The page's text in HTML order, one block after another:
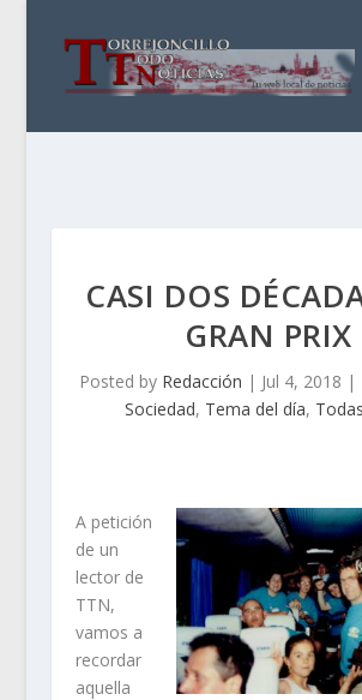
CASI DOS
GRAN PRIX
Posted by Redacción | Jul 4, 2018 |
Sociedad, Tema del día, Todas
A petición
de un
lector de
TTN,
vamos a
recordar
aquella